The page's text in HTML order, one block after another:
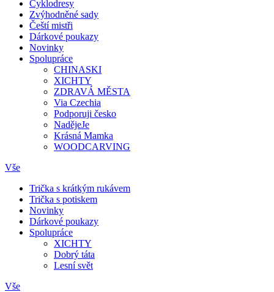
Cyklodresy
Zvýhodněné sady
Čeští mistři
Dárkové poukazy
Novinky
Spolupráce
CHINASKI
XICHTY
ZDRAVÁ MĚSTA
Via Czechia
Podporuji česko
NadějeJe
Krásná Mamka
WOODCARVING
Vše
Trička s krátkým rukávem
Trička s potiskem
Novinky
Dárkové poukazy
Spolupráce
XICHTY
Dobrý táta
Lesní svět
Vše